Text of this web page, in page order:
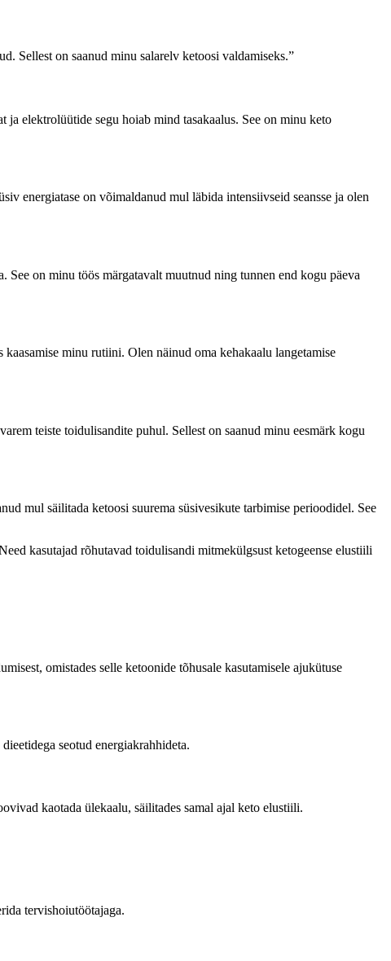
Sellest on saanud minu salarelv ketoosi valdamiseks.”
elektrolüütide segu hoiab mind tasakaalus. See on minu keto
energiatase on võimaldanud mul läbida intensiivseid seansse ja olen
See on minu töös märgatavalt muutnud ning tunnen end kogu päeva
minu rutiini. Olen näinud oma kehakaalu langetamise
teiste toidulisandite puhul. Sellest on saanud minu eesmärk kogu
mul säilitada ketoosi suurema süsivesikute tarbimise perioodidel. See
kasutajad rõhutavad toidulisandi mitmekülgsust ketogeense elustiili
omistades selle ketoonide tõhusale kasutamisele ajukütuse
seotud energiakrahhideta.
kaotada ülekaalu, säilitades samal ajal keto elustiili.
tervishoiutöötajaga.